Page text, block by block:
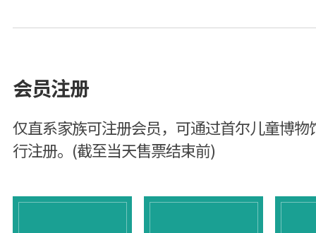
会员注册
仅直系家族可注册会员，可通过首尔儿童博物
行注册。(截至当天售票结束前)